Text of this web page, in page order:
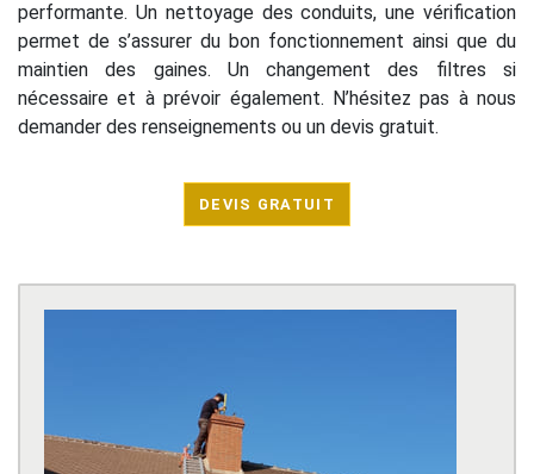
performante. Un nettoyage des conduits, une vérification
permet de s’assurer du bon fonctionnement ainsi que du
maintien des gaines. Un changement des filtres si
nécessaire et à prévoir également. N’hésitez pas à nous
demander des renseignements ou un devis gratuit.
DEVIS GRATUIT